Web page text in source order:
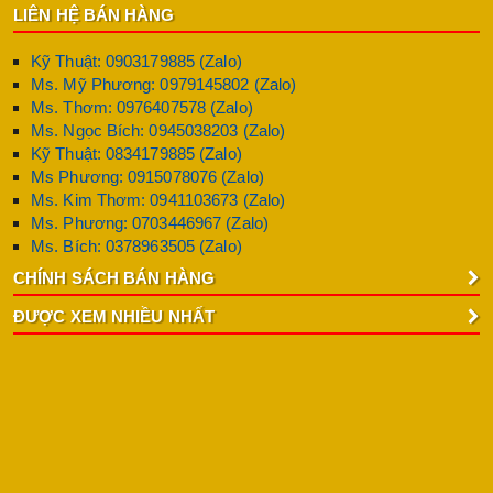
LIÊN HỆ BÁN HÀNG
Kỹ Thuật: 0903179885 (Zalo)
Ms. Mỹ Phương: 0979145802 (Zalo)
Ms. Thơm: 0976407578 (Zalo)
Ms. Ngọc Bích: 0945038203 (Zalo)
Kỹ Thuật: 0834179885 (Zalo)
Ms Phương: 0915078076 (Zalo)
Ms. Kim Thơm: 0941103673 (Zalo)
Ms. Phương: 0703446967 (Zalo)
Ms. Bích: 0378963505 (Zalo)
CHÍNH SÁCH BÁN HÀNG
ĐƯỢC XEM NHIỀU NHẤT